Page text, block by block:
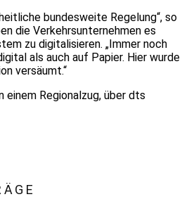
bundesweite Regelung“, so
die Verkehrsunternehmen es
zu digitalisieren. „Immer noch
als auch auf Papier. Hier wurde
versäumt.“
einem Regionalzug, über dts